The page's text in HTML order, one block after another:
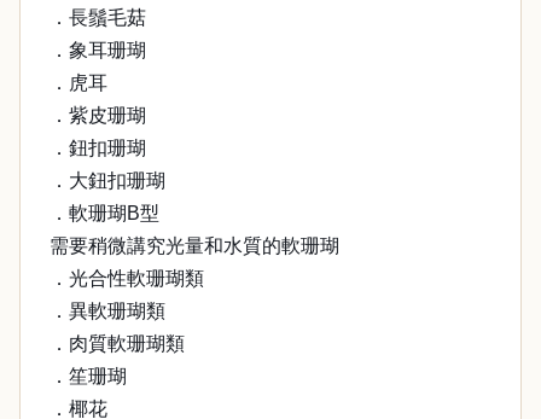
．長鬚毛菇
．象耳珊瑚
．虎耳
．紫皮珊瑚
．鈕扣珊瑚
．大鈕扣珊瑚
．軟珊瑚B型
需要稍微講究光量和水質的軟珊瑚
．光合性軟珊瑚類
．異軟珊瑚類
．肉質軟珊瑚類
．笙珊瑚
．椰花